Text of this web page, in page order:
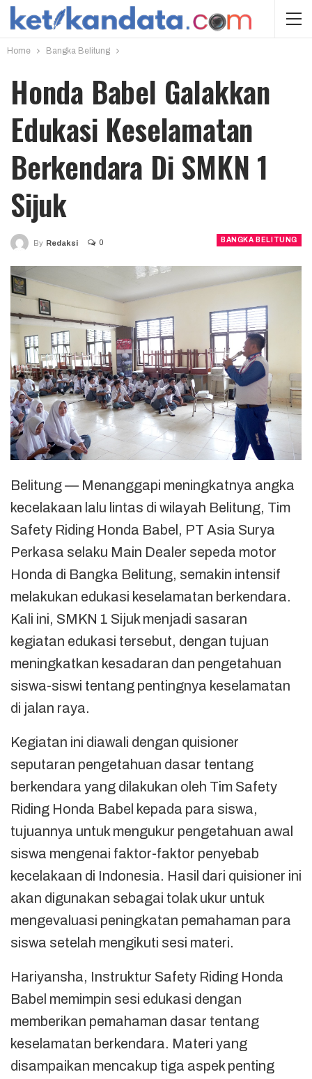
Home Bangka Belitung
Honda Babel Galakkan
Edukasi Keselamatan
Berkendara Di SMKN 1
Sijuk
BANGKA BELITUNG
By Redaksi 0
Belitung — Menanggapi meningkatnya angka
kecelakaan lalu lintas di wilayah Belitung, Tim
Safety Riding Honda Babel, PT Asia Surya
Perkasa selaku Main Dealer sepeda motor
Honda di Bangka Belitung, semakin intensif
melakukan edukasi keselamatan berkendara.
Kali ini, SMKN 1 Sijuk menjadi sasaran
kegiatan edukasi tersebut, dengan tujuan
meningkatkan kesadaran dan pengetahuan
siswa-siswi tentang pentingnya keselamatan
di jalan raya.
Kegiatan ini diawali dengan quisioner
seputaran pengetahuan dasar tentang
berkendara yang dilakukan oleh Tim Safety
Riding Honda Babel kepada para siswa,
tujuannya untuk mengukur pengetahuan awal
siswa mengenai faktor-faktor penyebab
kecelakaan di Indonesia. Hasil dari quisioner ini
akan digunakan sebagai tolak ukur untuk
mengevaluasi peningkatan pemahaman para
siswa setelah mengikuti sesi materi.
Hariyansha, Instruktur Safety Riding Honda
Babel memimpin sesi edukasi dengan
memberikan pemahaman dasar tentang
keselamatan berkendara. Materi yang
disampaikan mencakup tiga aspek penting